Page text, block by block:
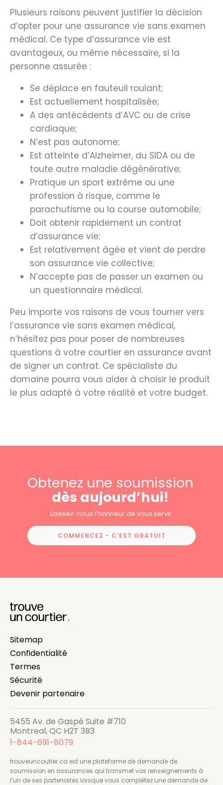
Plusieurs raisons peuvent justifier la décision
d’opter pour une assurance vie sans examen
médical. Ce type d’assurance vie est
avantageux, ou même nécessaire, si la
personne assurée :
Se déplace en fauteuil roulant;
Est actuellement hospitalisée;
A des antécédents d’AVC ou de crise
cardiaque;
N’est pas autonome;
Est atteinte d’Alzheimer, du SIDA ou de
toute autre maladie dégénérative;
Pratique un sport extrême ou une
profession à risque, comme le
parachutisme ou la course automobile;
Doit obtenir rapidement un contrat
d’assurance vie;
Est relativement âgée et vient de perdre
son assurance vie collective;
N’accepte pas de passer un examen ou
un questionnaire médical.
Peu importe vos raisons de vous tourner vers
l’assurance vie sans examen médical,
n’hésitez pas pour poser de nombreuses
questions à votre courtier en assurance avant
de signer un contrat. Ce spécialiste du
domaine pourra vous aider à choisir le produit
le plus adapté à votre réalité et votre budget.
Obtenez une soumission
dès aujourd’hui!
Laissez-nous l’honneur de vous servir.
COMMENCEZ - C’EST GRATUIT
Sitemap
Confidentialité
Termes
Sécurité
Devenir partenaire
5455 Av. de Gaspé Suite #710
Montreal, QC H2T 3B3
1-844-691-8079
trouveuncoutier.ca est une plateforme de demande de
soumission en assurances qui transmet vos renseignements à
l’un de ses partenaires lorsque vous complétez une demande de